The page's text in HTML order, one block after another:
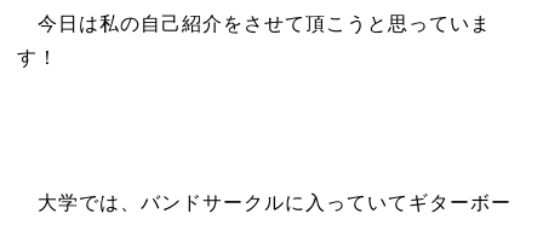
今日は私の自己紹介をさせて頂こうと思っていま
す！
大学では、バンドサークルに入っていてギターボー